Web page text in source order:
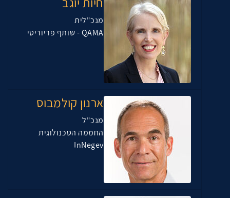
מנכ"לית
QAMA - שותף פריוריטי
ארנון קולמבוס
מנכ"ל
החממה הטכנולוגית
InNegev